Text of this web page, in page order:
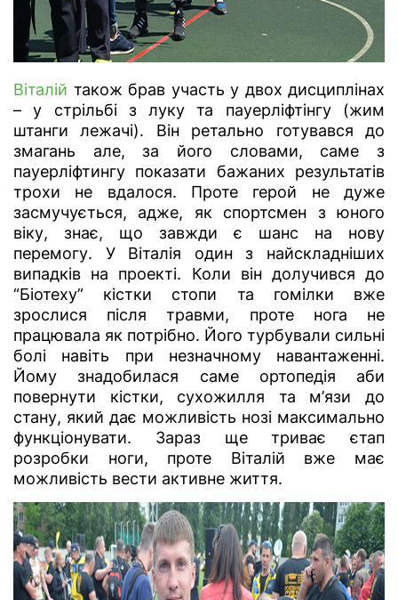
Віталій також брав участь у двох дисциплінах
– у стрільбі з луку та пауерліфтінгу (жим
штанги лежачі). Він ретально готувався до
змагань але, за його словами, саме з
пауерліфтингу показати бажаних результатів
трохи не вдалося. Проте герой не дуже
засмучується, адже, як спортсмен з юного
віку, знає, що завжди є шанс на нову
перемогу. У Віталія один з найскладніших
випадків на проекті. Коли він долучився до
“Біотеху” кістки стопи та гомілки вже
зрослися після травми, проте нога не
працювала як потрібно. Його турбували сильні
болі навіть при незначному навантаженні.
Йому знадобилася саме ортопедія аби
повернути кістки, сухожилля та м’язи до
стану, який дає можливість нозі максимально
функціонувати. Зараз ще триває єтап
розробки ноги, проте Віталій вже має
можливість вести активне життя.